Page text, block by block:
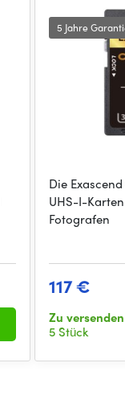
5 Jahre
Die
UHS-I-
Fotografen
117 €
Zu versenden
5 Stück